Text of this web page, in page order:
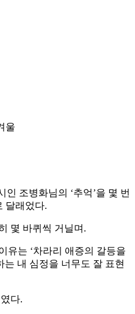
울
인 조병화님의 ‘추억’을 몇 번
달래었다.
몇 바퀴씩 거닐며.
유는 ‘차라리 애증의 갈등을
내 심정을 너무도 잘 표현
다.